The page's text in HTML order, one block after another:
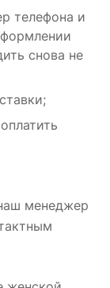
телефона и
снова не
менеджер